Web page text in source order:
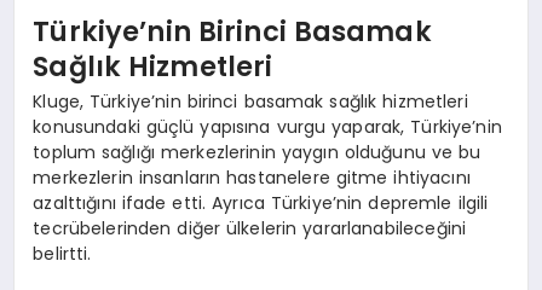
Türkiye’nin Birinci Basamak
Sağlık Hizmetleri
Kluge, Türkiye’nin birinci basamak sağlık hizmetleri
konusundaki güçlü yapısına vurgu yaparak, Türkiye’nin
toplum sağlığı merkezlerinin yaygın olduğunu ve bu
merkezlerin insanların hastanelere gitme ihtiyacını
azalttığını ifade etti. Ayrıca Türkiye’nin depremle ilgili
tecrübelerinden diğer ülkelerin yararlanabileceğini
belirtti.